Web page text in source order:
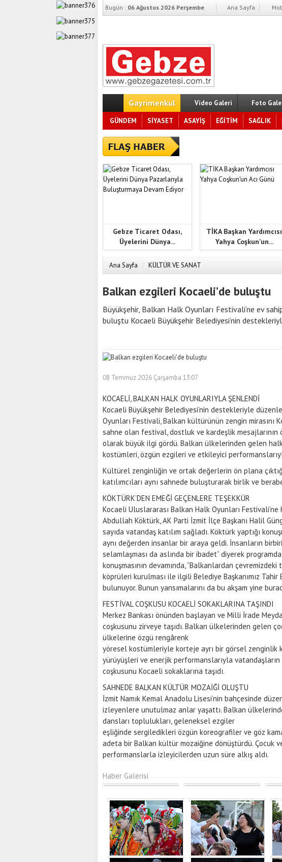
Bugün : 06 Ağustos 2026 Perşembe Ana Sayfa
Gayrimenkul Video Galeri Foto
GÜNDEM SİYASET ASAYİŞ EĞİTİM SAĞLIK
Gebze Ticaret Odası,
Üyelerini Dünya...
TİKA Başkan Yardımcısı
Yahya Coşkun'un...
Ana Sayfa / KÜLTÜR VE SANAT
Balkan ezgileri Kocaeli’de buluştu
Büyükşehir, Balkan Halk Oyunları Festivali’ne ev
buluştu Kocaeli Büyükşehir Belediyesi’nin
08 Temmuz 2026 Çarşamba 13:07
KOCAELİ, BALKAN HALK OYUNLARIYLA ŞENLENDİ
Kocaeli Büyükşehir Belediyesi’nin destekleriyle
Oyunları Festivali, Balkan kültürünün zengin mirasını
sahne olan festival, dostluk ve kardeşlik mesajlarının
olarak büyük ilgi gördü. Balkan ülkelerinden gelen
kostümleri, özgün ezgileri ve etkileyici
Kültürel zenginliğin ve ortak değerlerin ön plana
katılımcıları aynı sahnede buluşturarak birlik ve
KÖKTÜRK’DEN EMEĞİ GEÇENLERE TEŞEKKÜR
Kocaeli Uluslararası Balkan Halk Oyunları
Abdullah Köktürk, AK Parti İzmit İlçe Başkanı Halil
sayıda vatandaş katılım sağladı. Köktürk yaptığı
aynı değerden insanlar bir araya geldi. İnsanların
selamlaşması da aslında bir ibadet” diyerek
konuşmasının devamında, “Balkanlardan
köprüleri kurulması ile ilgili Belediye Başkanımız Tahir
bulunuyor. Bunun yansımalarını da bu akşam yine
FESTİVAL COŞKUSU KOCAELİ SOKAKLARINA TAŞINDI
Merkez Bankası önünden başlayan ve Milli İrade
coşkusunu zirveye taşıdı. Balkan ülkelerinden gelen
ülkelerine özgü rengârenk
yöresel kostümleriyle korteje ayrı bir görsel zenginlik
yürüyüşleri ve enerjik performanslarıyla
coşkusunu Kocaeli sokaklarına taşıdı.
SAHNEDE BALKAN KÜLTÜR MOZAİĞİ OLUŞTU
İzmit Namık Kemal Anadolu Lisesi’nin bahçesinde
izleyenlere unutulmaz anlar yaşattı. Balkan
dansları toplulukları, geleneksel ezgiler
eşliğinde sergiledikleri özgün koreografiler ve göz
adeta bir Balkan kültür mozaiğine dönüştürdü. Çocuk
performanslarla izleyicilerden uzun süre alkış aldı.
Haber Galerisi